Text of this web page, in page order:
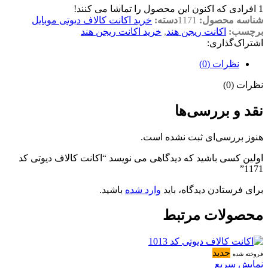
1 افرادی که اکنون این محصول را تماشا می کنند!
شناسه محصول: 1171دسته: خرید اکانت کالاف دیوتی موبایل
برچسب: اکانت ریجن هند, خرید اکانت ریجن هند
اشتراک‌گذاری:
نظرات (0)
نظرات (0)
نقد و بررسی‌ها
هنوز بررسی‌ای ثبت نشده است.
اولین کسی باشید که دیدگاهی می نویسد “اکانت کالاف دیوتی کد
1171”
برای فرستادن دیدگاه، باید وارد شده باشید.
محصولات مرتبط
فروخته شده جدید
نمایش سریع